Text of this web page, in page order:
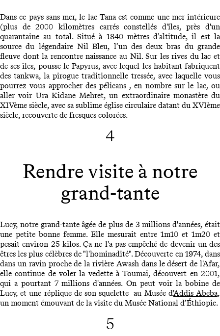
Dans ce pays sans mer, le lac Tana est comme une mer intérieure
(plus de 2000 kilomètres carrés constellés d'îles, près d'un
quarantaine au total. Situé à 1840 mètres d’altitude, il est la
source du légendaire Nil Bleu, l’un des deux bras du grande
fleuve dont la rencontre naissance au Nil. Sur les rives du lac et
de ses îles, pousse le Papyrus, avec lequel les habitant fabriquent
des tankwa, la pirogue traditionnelle tressée, avec laquelle vous
pourrez vous approcher des pélicans , en nombre sur le lac, ou
aller voir Ura Kidane Mehret, un extraordinaire monastère du
XIVème siècle, avec sa sublime église circulaire datant du XVIème
siècle, recouverte de fresques colorées.
4
Rendre visite à notre
grand-tante
Lucy, notre grand-tante âgée de plus de 3 millions d'années, était
une petite bonne femme. Elle mesurait entre 1m10 et 1m20 et
pesait environ 25 kilos. Ça ne l'a pas empêché de devenir un des
êtres les plus célèbres de "l'hominadité". Découverte en 1974, dans
dans un ravin proche de la rivière Awash dans le désert de l'Afar,
elle continue de voler la vedette à Toumai, découvert en 2001,
qui a pourtant 7 millions d'années. On peut voir la bobine de
Lucy, et une réplique de son squelette au Musée d'Addis Abeba,
un moment émouvant de la visite du Musée National d’Éthiopie.
5